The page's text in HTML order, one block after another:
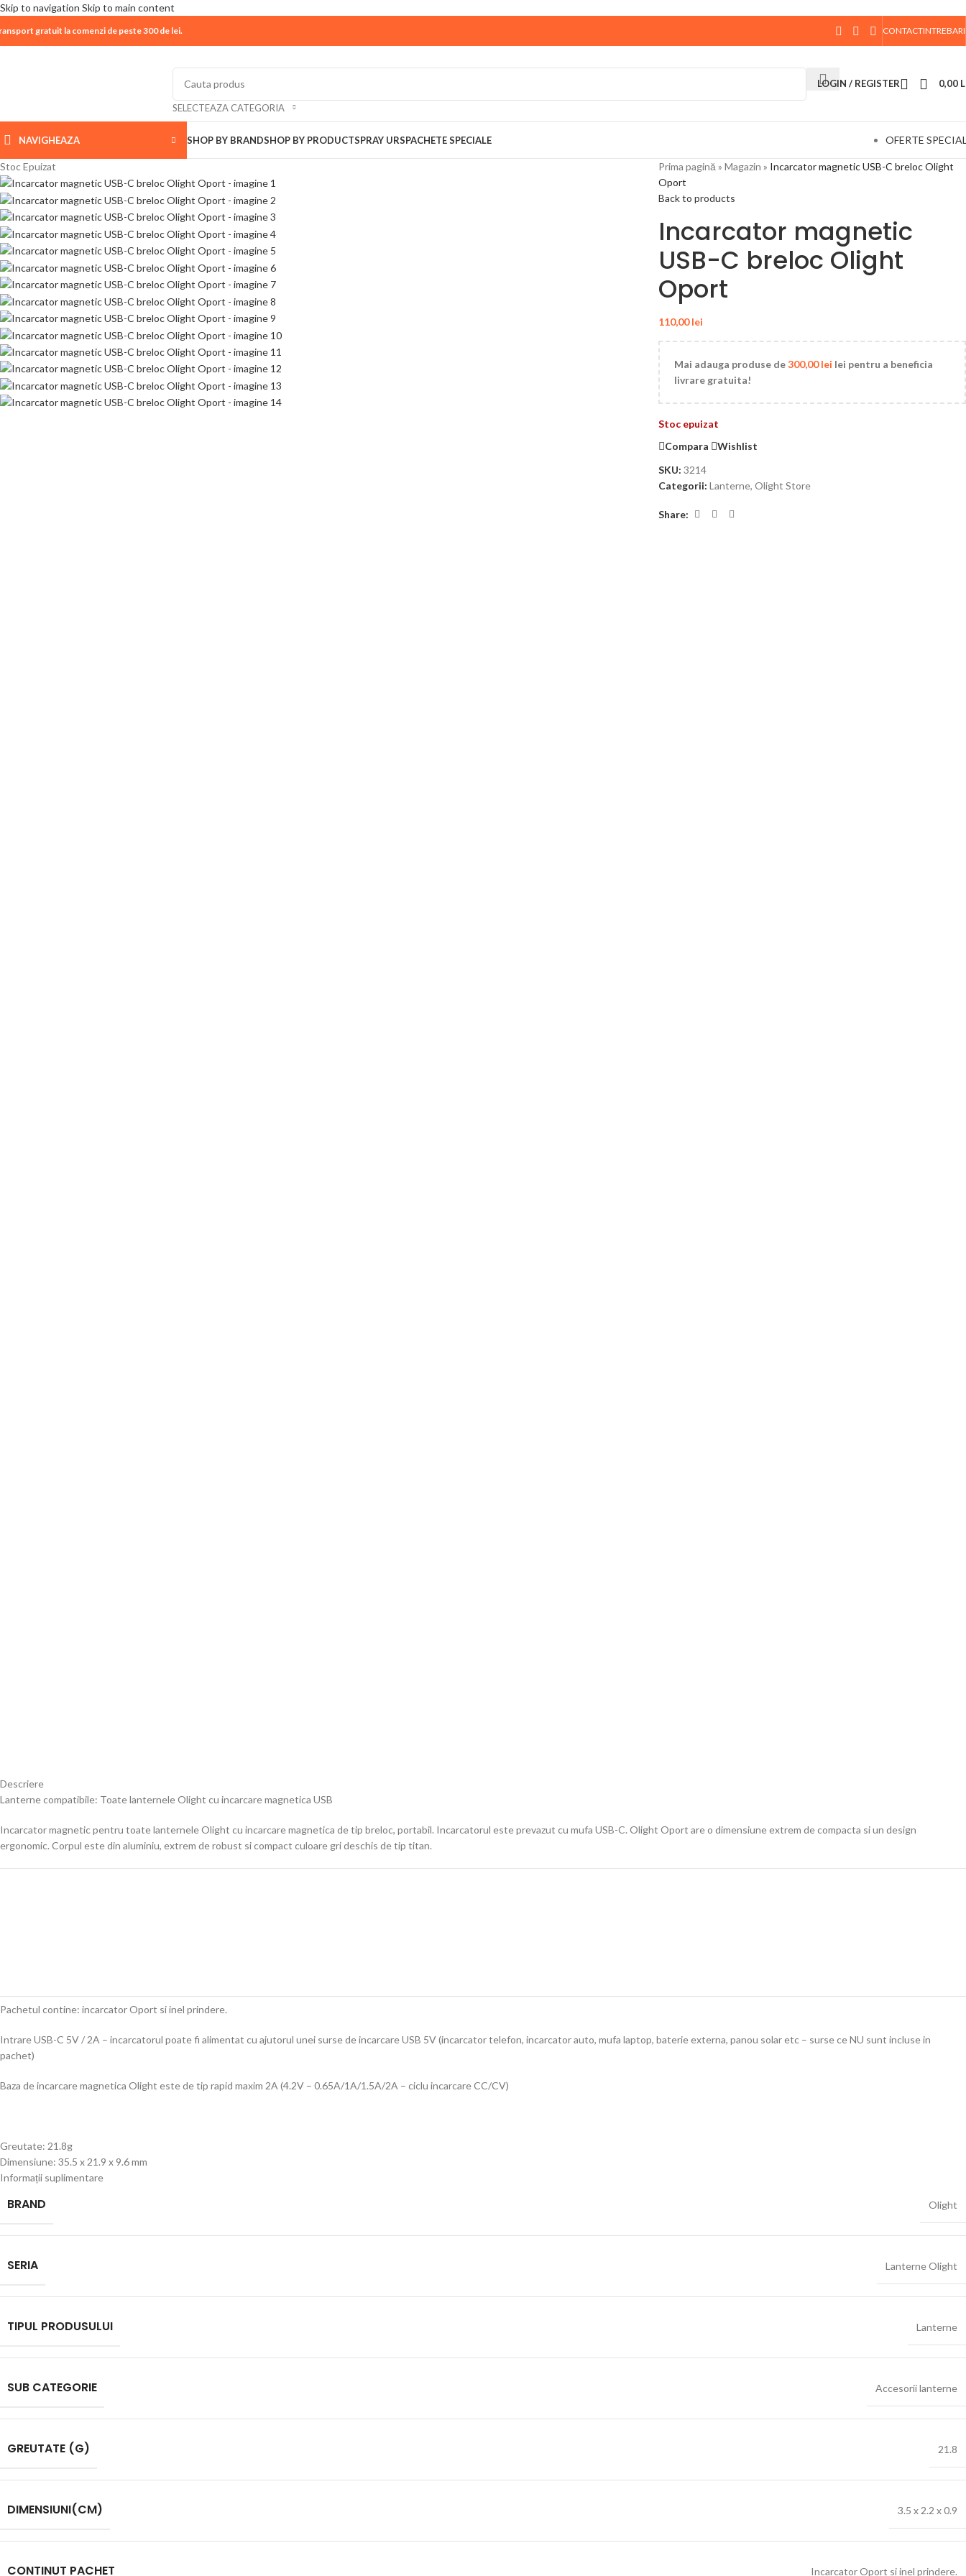
Skip to navigation Skip to main content
| 📦 Program livrari|In perioada11 August - 18 August,magazinul KPRO este inchis. Comenziile plasate pana in data de 10 August, la ora 15:00, vor fi expediate. Va
multumim pentru intelegere!
gratuit la comenzi de peste 300 de lei. CONTACTINTREBARI
SELECTEAZA CATEGORIA
LOGIN / REGISTER 0,00
NAVIGHEAZA SHOP BY BRANDSHOP BY PRODUCTSPRAY URSPACHETE SPECIALE OFERTE
Stoc Epuizat Prima pagină » Magazin » Incarcator magnetic USB-C breloc Olight
Oport
Back to products
Incarcator magnetic
USB-C breloc Olight
Oport
110,00lei
Mai adauga produse de300,00lei lei pentru a beneficia
livrare gratuita!
Stoc epuizat
Compara
Wishlist
SKU: 3214
Categorii: Lanterne, Olight Store
Share:
Descriere
Lanterne compatibile: Toate lanternele Olight cu incarcare magnetica USB
Incarcator magnetic pentru toate lanternele Olight cu incarcare magnetica de tip breloc, portabil. Incarcatorul este prevazut cu mufa USB-C. Olight Oport are o dimensiune extrem de compacta si un design
ergonomic. Corpul este din aluminiu, extrem de robust si compact culoare gri deschis de tip titan.
Pachetul contine: incarcator Oport si inel prindere.
Intrare USB-C 5V / 2A – incarcatorul poate fi alimentat cu ajutorul unei surse de incarcare USB 5V (incarcator telefon, incarcator auto, mufa laptop, baterie externa, panou solar etc – surse ce NU sunt incluse in
pachet)
Baza de incarcare magnetica Olight este de tip rapid maxim 2A (4.2V – 0.65A/1A/1.5A/2A – ciclu incarcare CC/CV)
Greutate: 21.8g
Dimensiune: 35.5 x 21.9 x 9.6 mm
Informații suplimentare
BRAND Olight
SERIA Lanterne Olight
TIPUL PRODUSULUI Lanterne
SUB CATEGORIE Accesorii lanterne
GREUTATE (G) 21.8
DIMENSIUNI(CM) 3.5 x 2.2 x 0.9
CONTINUT PACHET Incarcator Oport si inel prindere.